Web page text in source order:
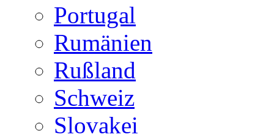
Portugal
Rumänien
Rußland
Schweiz
Slovakei